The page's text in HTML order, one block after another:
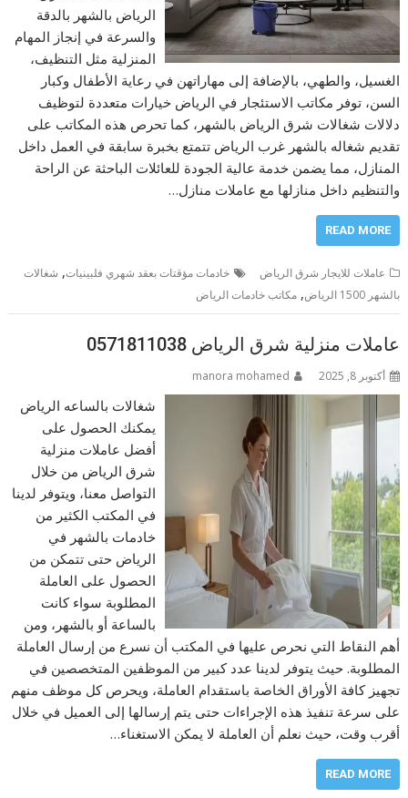
الرياض بالشهر بالدقة
والسرعة في إنجاز المهام
المنزلية مثل التنظيف،
الغسيل، والطهي، بالإضافة إلى مهاراتهن في رعاية الأطفال وكبار
السن، توفر مكاتب الاستئجار في الرياض خيارات متعددة لتوظيف
دلالات شغالات شرق الرياض بالشهر، كما تحرص هذه المكاتب على
تقديم شغاله بالشهر غرب الرياض تتمتع بخبرة سابقة في العمل داخل
المنازل، مما يضمن خدمة عالية الجودة للعائلات الباحثة عن الراحة
والتنظيم داخل منازلها مع عاملات منازل…
READ MORE
عاملات للايجار شرق الرياض خادمات مؤقتات بعقد شهري فلبينيات, شغالات
بالشهر 1500 الرياض
,مكاتب خادمات الرياض
عاملات منزلية شرق الرياض 0571811038
أكتوبر 8, 2025 manora mohamed
شغالات بالساعه الرياض
يمكنك الحصول على
أفضل عاملات منزلية
شرق الرياض من خلال
التواصل معنا، ويتوفر لدينا
في المكتب الكثير من
خادمات بالشهر في
الرياض حتى تتمكن من
الحصول على العاملة
المطلوبة سواء كانت
بالساعة أو بالشهر، ومن
أهم النقاط التي نحرص عليها في المكتب أن نسرع من إرسال العاملة
المطلوبة. حيث يتوفر لدينا عدد كبير من الموظفين المتخصصين في
تجهيز كافة الأوراق الخاصة باستقدام العاملة، ويحرص كل موظف منهم
على سرعة تنفيذ هذه الإجراءات حتى يتم إرسالها إلى العميل في خلال
أقرب وقت، حيث نعلم أن العاملة لا يمكن الاستغناء…
READ MORE